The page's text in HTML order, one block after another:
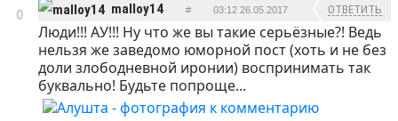
0 malloy14 # 03:12 26.05.2017 ОТВЕТИТЬ
Люди!!! АУ!!! Ну что же вы такие серьёзные?! Ведь
нельзя же заведомо юморной пост (хоть и не без
доли злободневной иронии) воспринимать так
буквально! Будьте попроще...